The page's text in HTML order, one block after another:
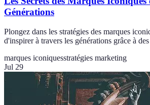
Générations
Plongez dans les stratégies des marques
d'inspirer à travers les générations grâce à
marques iconiquesstratégies marketing
Jul 29